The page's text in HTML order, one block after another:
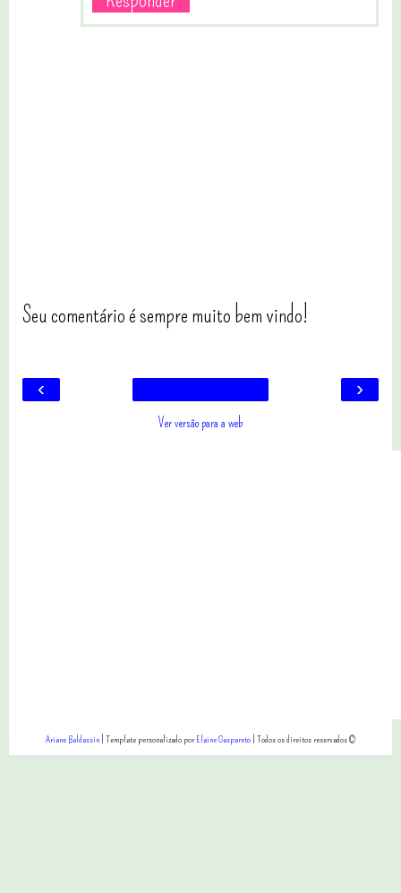
Seu comentário é sempre muito bem vindo!
‹ ›
Ver versão para a web
Ariane Baldassin| Template personalizado porElaine Gaspareto| Todos os direitos reservados ©